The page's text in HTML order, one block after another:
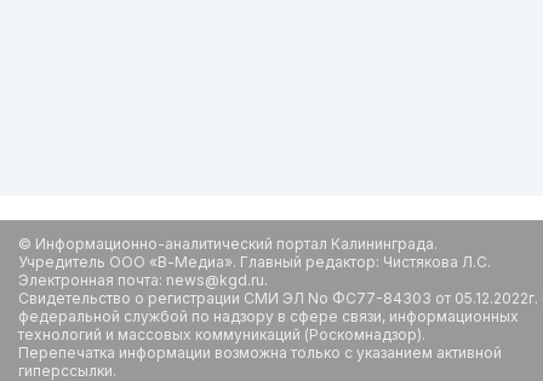
© Информационно-аналитический портал Калининграда.
Учредитель ООО «В-Медиа». Главный редактор: Чистякова Л.С.
Электронная почта: news@kgd.ru.
Свидетельство о регистрации СМИ ЭЛ No ФС77-84303 от
федеральной службой по надзору в сфере связи, информационных
технологий и массовых коммуникаций (Роскомнадзор).
Перепечатка информации возможна только с указанием активной
гиперссылки.